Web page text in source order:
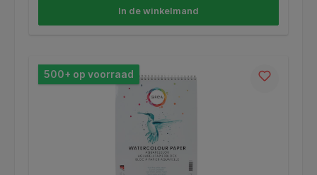
In de winkelmand
500+ op voorraad